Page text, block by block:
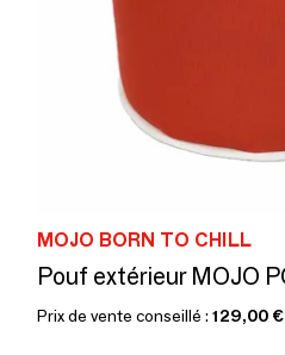
MOJO BORN TO CHILL
Prix de vente conseillé : 129,00 €